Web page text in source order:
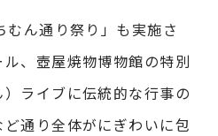
ん通り祭り」も実施さ
、壺屋焼物博物館の特別
ライブに伝統的な行事の
通り全体がにぎわいに包